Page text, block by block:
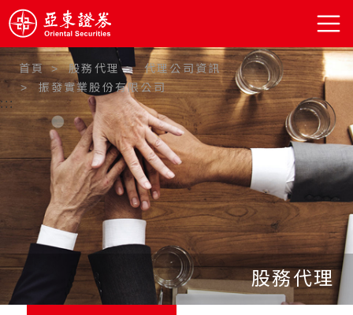
:::
首頁 股務代理
代理公司資訊
振發實業股份有限公司
股務代理